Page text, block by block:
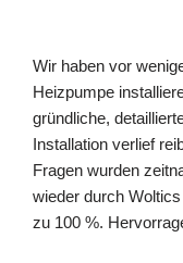
Wir haben vor
Heizpumpe
gründliche,
Installation verlief
Fragen wurden
wieder durch
zu 100 %.